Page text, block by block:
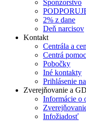
Sponzorstvo
2% z dane
Deň narcisov
Kontakt
Centrála a
Centrá
Pobočky
Iné kontakty
Prihlásenie
Zverejňovanie a
Informácie o
Infožiadosť